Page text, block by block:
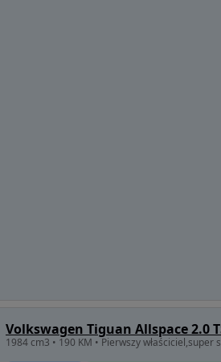
1984 cm3 • 190 KM • Pierwszy